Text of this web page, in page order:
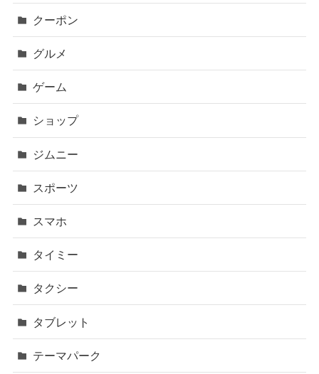
クーポン
グルメ
ゲーム
ショップ
ジムニー
スポーツ
スマホ
タイミー
タクシー
タブレット
テーマパーク